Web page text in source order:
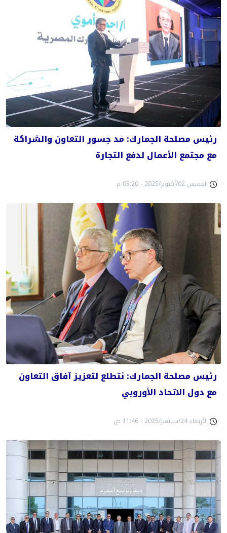
رئيس مصلحة الجمارك: مد جسور التعاون والشراكة
مع مجتمع الأعمال لدفع التجارة
الخميس 02/أكتوبر/2025 - 03:20 م
رئيس مصلحة الجمارك: نتطلع لتعزيز آفاق التعاون
مع دول الاتحاد الأوروبي
الأربعاء 24/سبتمبر/2025 - 11:46 ص